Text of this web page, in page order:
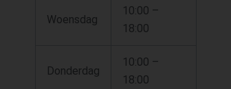
Woensdag
10:00 –
18:00
Donderdag
10:00 –
18:00